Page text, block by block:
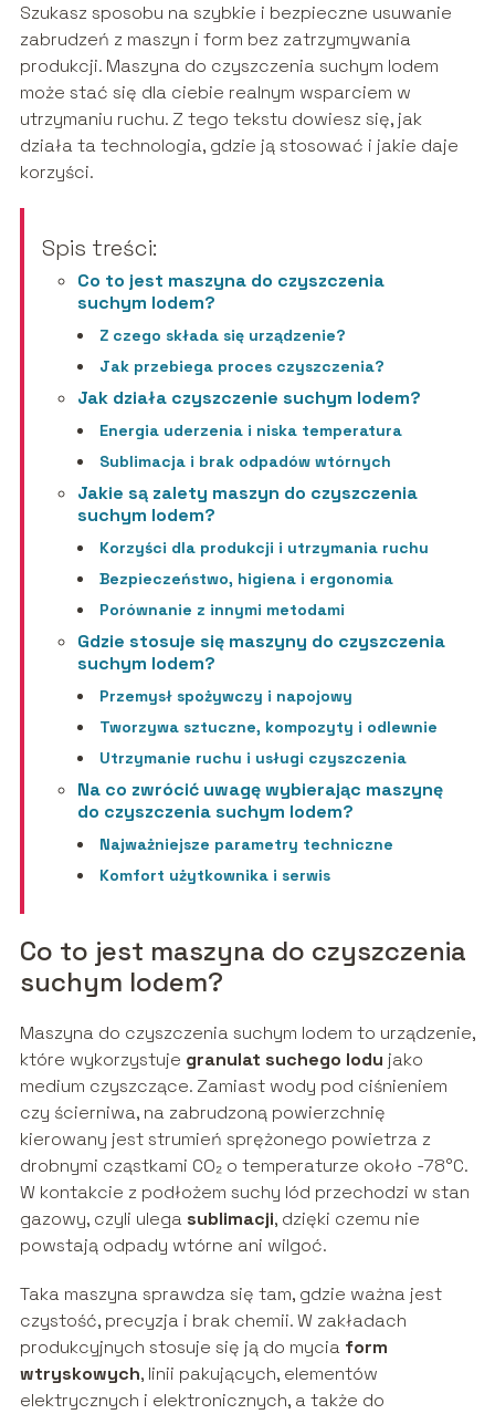
Szukasz sposobu na szybkie i bezpieczne usuwanie
zabrudzeń z maszyn i form bez zatrzymywania
produkcji. Maszyna do czyszczenia suchym lodem
może stać się dla ciebie realnym wsparciem w
utrzymaniu ruchu. Z tego tekstu dowiesz się, jak
działa ta technologia, gdzie ją stosować i jakie daje
korzyści.
Spis treści:
Co to jest maszyna do czyszczenia
suchym lodem?
Z czego składa się urządzenie?
Jak przebiega proces czyszczenia?
Jak działa czyszczenie suchym lodem?
Energia uderzenia i niska temperatura
Sublimacja i brak odpadów wtórnych
Jakie są zalety maszyn do czyszczenia
suchym lodem?
Korzyści dla produkcji i utrzymania ruchu
Bezpieczeństwo, higiena i ergonomia
Porównanie z innymi metodami
Gdzie stosuje się maszyny do czyszczenia
suchym lodem?
Przemysł spożywczy i napojowy
Tworzywa sztuczne, kompozyty i odlewnie
Utrzymanie ruchu i usługi czyszczenia
Na co zwrócić uwagę wybierając maszynę
do czyszczenia suchym lodem?
Najważniejsze parametry techniczne
Komfort użytkownika i serwis
Co to jest maszyna do czyszczenia
suchym lodem?
Maszyna do czyszczenia suchym lodem to urządzenie,
które wykorzystuje granulat suchego lodu jako
medium czyszczące. Zamiast wody pod ciśnieniem
czy ścierniwa, na zabrudzoną powierzchnię
kierowany jest strumień sprężonego powietrza z
drobnymi cząstkami CO₂ o temperaturze około -78°C.
W kontakcie z podłożem suchy lód przechodzi w stan
gazowy, czyli ulega sublimacji, dzięki czemu nie
powstają odpady wtórne ani wilgoć.
Taka maszyna sprawdza się tam, gdzie ważna jest
czystość, precyzja i brak chemii. W zakładach
produkcyjnych stosuje się ją do mycia form
wtryskowych, linii pakujących, elementów
elektrycznych i elektronicznych, a także do